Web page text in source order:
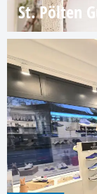
St. Pölten